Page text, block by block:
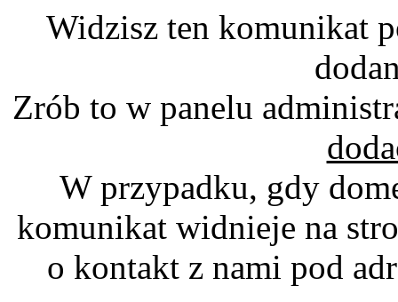
Widzisz ten komunikat
Zrób to w panelu
W przypadku, gdy
komunikat widnieje na
o kontakt z nami pod